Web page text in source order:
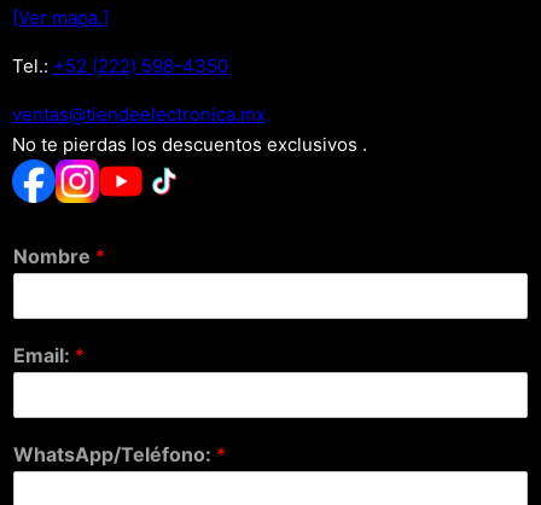
[Ver mapa.]
Tel.: +52 (222) 598-4350
xm.acinortceleedneit@satnev
No te pierdas los descuentos exclusivos .
Nombre *
Email: *
WhatsApp/Teléfono: *